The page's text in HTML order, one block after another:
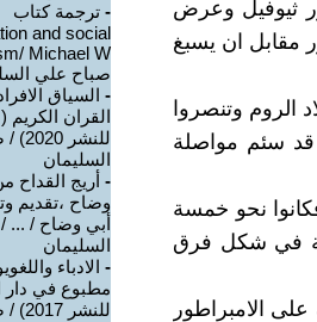
ثيوفيل وعرض
مقابل ان يسبغ
الروم وتنصروا
قد سئم مواصلة
فكانوا نحو خمسة
في شكل فرق
الامبراطور
- ترجمة كتاب
and social
صباح علي
- السياق
القران الكريم (
السليمان
- أريج القداح
وضاح ،تقديم
أبي وضاح / ...
السليمان
- الادباء
مطبوع في دار